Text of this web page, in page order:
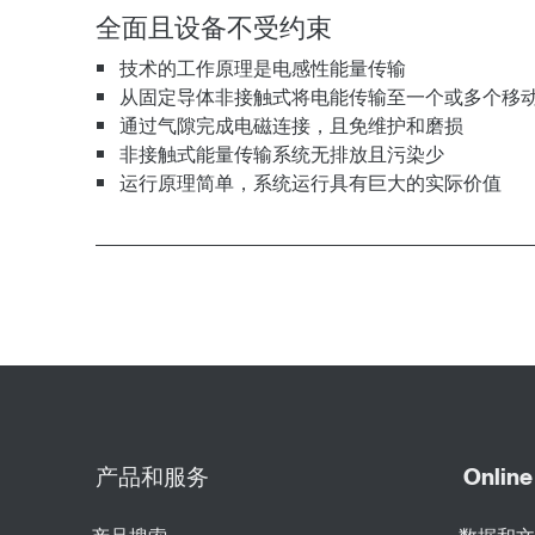
全面且设备不受约束
技术的工作原理是电感性能量传输
从固定导体非接触式将电能传输至一个或多个移
通过气隙完成电磁连接，且免维护和磨损
非接触式能量传输系统无排放且污染少
运行原理简单，系统运行具有巨大的实际价值